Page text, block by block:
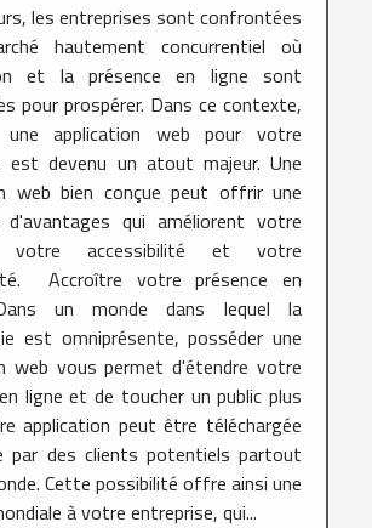
les entreprises sont confrontées
hautement concurrentiel où
et la présence en ligne sont
pour prospérer. Dans ce contexte,
une application web pour votre
est devenu un atout majeur. Une
web bien conçue peut offrir une
d'avantages qui améliorent votre
votre accessibilité et votre
Accroître votre présence en
un monde dans lequel la
est omniprésente, posséder une
web vous permet d'étendre votre
ligne et de toucher un public plus
application peut être téléchargée
par des clients potentiels partout
Cette possibilité offre ainsi une
à votre entreprise, qui...